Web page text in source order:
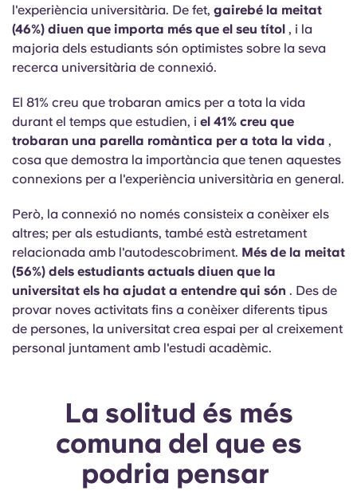
l'experiència universitària. De fet, gairebé la meitat
(46%) diuen que importa més que el seu títol , i la
majoria dels estudiants són optimistes sobre la seva
recerca universitària de connexió.
El 81% creu que trobaran amics per a tota la vida
durant el temps que estudien, i el 41% creu que
trobaran una parella romàntica per a tota la vida ,
cosa que demostra la importància que tenen aquestes
connexions per a l'experiència universitària en general.
Però, la connexió no només consisteix a conèixer els
altres; per als estudiants, també està estretament
relacionada amb l'autodescobriment. Més de la meitat
(56%) dels estudiants actuals diuen que la
universitat els ha ajudat a entendre qui són . Des de
provar noves activitats fins a conèixer diferents tipus
de persones, la universitat crea espai per al creixement
personal juntament amb l'estudi acadèmic.
La solitud és més
comuna del que es
podria pensar